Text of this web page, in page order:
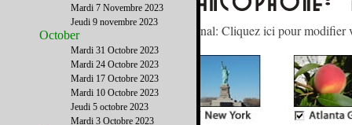
Gérez votre abonnement à notre journal: Cliquez ici pour modifier
Mardi 7 Novembre 2023
Jeudi 9 novembre 2023
October
Mardi 31 Octobre 2023
Mardi 24 Octobre 2023
Mardi 17 Octobre 2023
Mardi 10 Octobre 2023
Jeudi 5 octobre 2023
Mardi 3 Octobre 2023